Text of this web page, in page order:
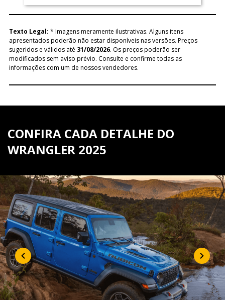
Texto Legal: * Imagens meramente ilustrativas. Alguns itens
apresentados poderão não estar disponíveis nas versões. Preços
sugeridos e válidos até 31/08/2026. Os preços poderão ser
modificados sem aviso prévio. Consulte e confirme todas as
informações com um de nossos vendedores.
CONFIRA CADA DETALHE DO
WRANGLER 2025